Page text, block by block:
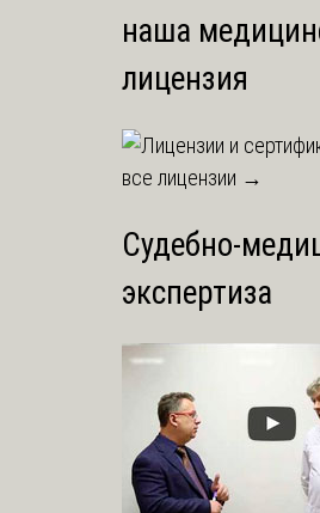
наша
лицензия
все лицензии →
Судебно-
экспертиза